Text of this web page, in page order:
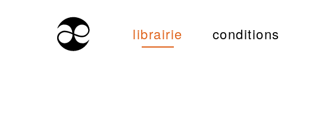
librairie conditions